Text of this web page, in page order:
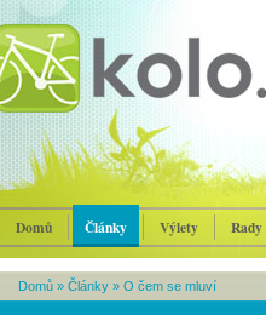
Domů Články Výlety Rady
Domů » Články » O čem se mluví